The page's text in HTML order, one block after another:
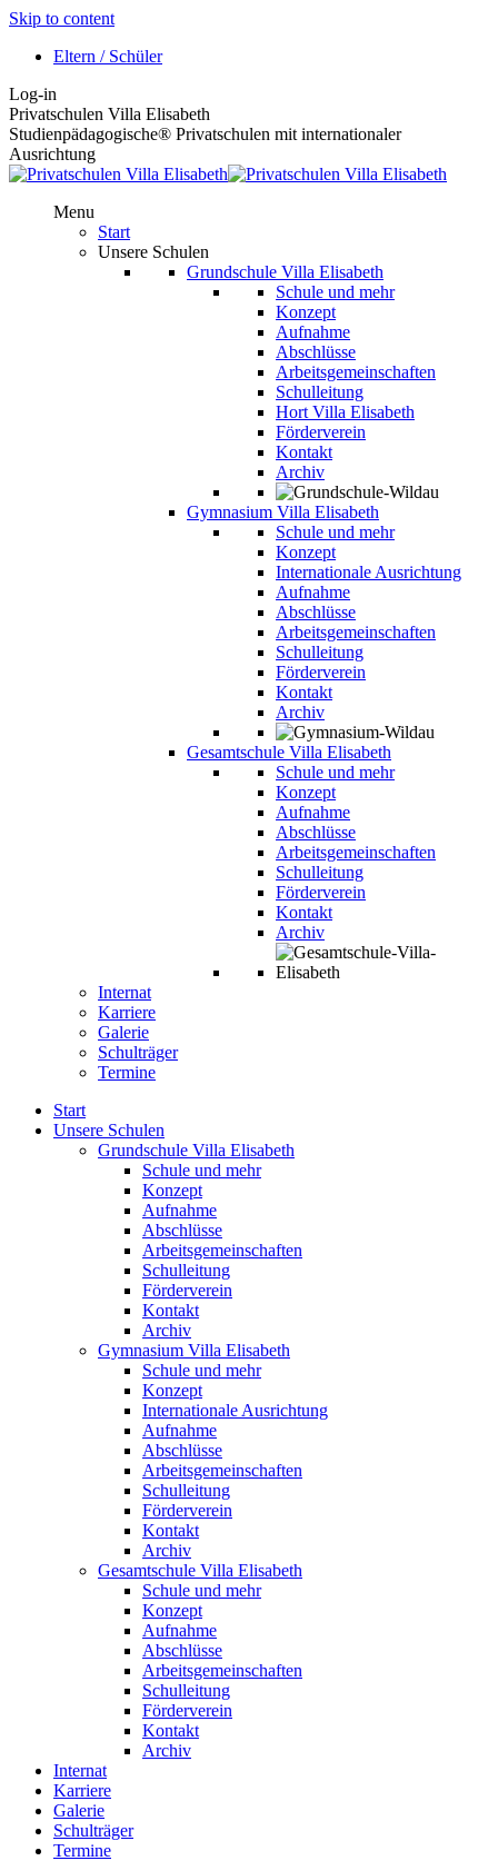
Skip to content
Eltern / Schüler
Log-in
Privatschulen Villa Elisabeth
Studienpädagogische® Privatschulen mit internationaler
Ausrichtung
Menu
Start
Unsere Schulen
Grundschule Villa Elisabeth
Schule und mehr
Konzept
Aufnahme
Abschlüsse
Arbeitsgemeinschaften
Schulleitung
Hort Villa Elisabeth
Förderverein
Kontakt
Archiv
Gymnasium Villa Elisabeth
Schule und mehr
Konzept
Internationale Ausrichtung
Aufnahme
Abschlüsse
Arbeitsgemeinschaften
Schulleitung
Förderverein
Kontakt
Archiv
Gesamtschule Villa Elisabeth
Schule und mehr
Konzept
Aufnahme
Abschlüsse
Arbeitsgemeinschaften
Schulleitung
Förderverein
Kontakt
Archiv
Internat
Karriere
Galerie
Schulträger
Termine
Start
Unsere Schulen
Grundschule Villa Elisabeth
Schule und mehr
Konzept
Aufnahme
Abschlüsse
Arbeitsgemeinschaften
Schulleitung
Förderverein
Kontakt
Archiv
Gymnasium Villa Elisabeth
Schule und mehr
Konzept
Internationale Ausrichtung
Aufnahme
Abschlüsse
Arbeitsgemeinschaften
Schulleitung
Förderverein
Kontakt
Archiv
Gesamtschule Villa Elisabeth
Schule und mehr
Konzept
Aufnahme
Abschlüsse
Arbeitsgemeinschaften
Schulleitung
Förderverein
Kontakt
Archiv
Internat
Karriere
Galerie
Schulträger
Termine